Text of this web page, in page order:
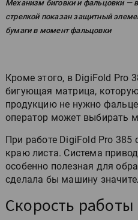
Механизм биговки и фальцовки —
стрелкой показан защитный
бумаги в момент фальцовки
Кроме этого, в DigiFold Pro
бигующая матрица,
продукцию не нужно
оператор может выбирать
При работе DigiFold Pro 385
краю листа. Система
особенно полезная для
сделала бы машину
Скорость работы